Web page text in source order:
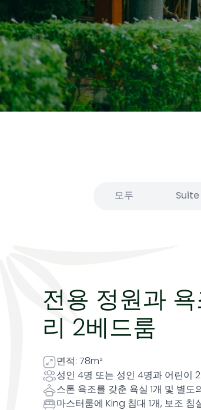
모두 Suite
전용 정원과
리 2베드룸
면적: 78m²
성인 4명 또는 성인 4명과 어린이
스톤 욕조를 갖춘 욕실 1개 및 별도
마스터룸에 King 침대 1개, 보조 침